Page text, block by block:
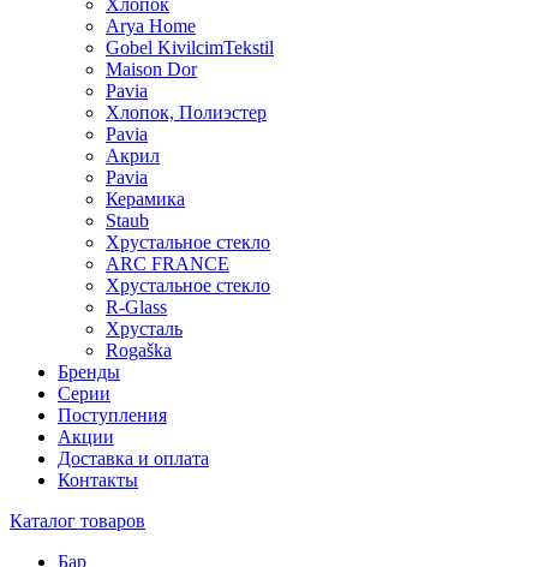
Хлопок
Arya Home
Gobel KivilcimTekstil
Maison Dor
Pavia
Хлопок, Полиэстер
Pavia
Акрил
Pavia
Керамика
Staub
Хрустальное стекло
ARC FRANCE
Хрустальное стекло
R-Glass
Хрусталь
Rogaška
Бренды
Серии
Поступления
Акции
Доставка и оплата
Контакты
Каталог товаров
Бар